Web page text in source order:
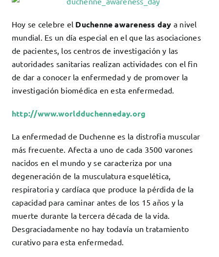
Hoy se celebre el Duchenne awareness day a nivel
mundial. Es un día especial en el que las asociaciones
de pacientes, los centros de investigación y las
autoridades sanitarias realizan actividades con el fin
de dar a conocer la enfermedad y de promover la
investigación biomédica en esta enfermedad.
http://www.worldduchenneday.org
La enfermedad de Duchenne es la distrofia muscular
más frecuente. Afecta a uno de cada 3500 varones
nacidos en el mundo y se caracteriza por una
degeneración de la musculatura esquelética,
respiratoria y cardíaca que produce la pérdida de la
capacidad para caminar antes de los 15 años y la
muerte durante la tercera década de la vida.
Desgraciadamente no hay todavía un tratamiento
curativo para esta enfermedad.